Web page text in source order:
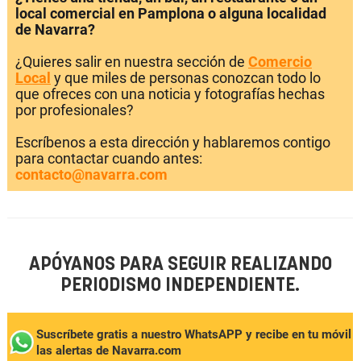
local comercial en Pamplona o alguna localidad
de Navarra?
¿Quieres salir en nuestra sección de Comercio
Local y que miles de personas conozcan todo lo
que ofreces con una noticia y fotografías hechas
por profesionales?
Escríbenos a esta dirección y hablaremos contigo
para contactar cuando antes:
contacto@navarra.com
APÓYANOS PARA SEGUIR REALIZANDO
PERIODISMO INDEPENDIENTE.
Suscríbete gratis a nuestro WhatsAPP y recibe en tu móvil
las alertas de Navarra.com